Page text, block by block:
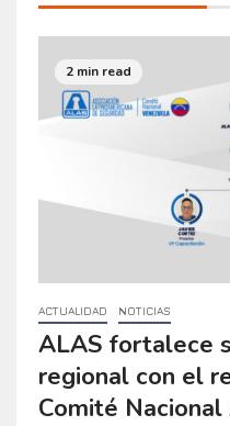
2 min read
ACTUALIDAD NOTICIAS
ALAS fortalece
regional con el
Comité